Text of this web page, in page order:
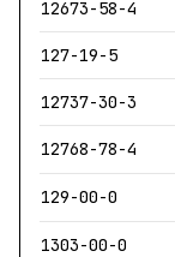
12673-58-4
127-19-5
12737-30-3
12768-78-4
129-00-0
1303-00-0